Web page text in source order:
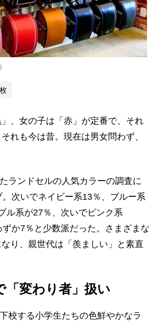
、女の子は「赤」が定番で、それ
れも今は昔。現在は男女問わず、
ランドセルの人気カラーの調査に
次いでネイビー系13％、ブルー系
ル系が27％、次いでピンク系
か7％と少数派だった。さまざまな
り、親世代は「羨ましい」と素直
「変わり者」扱い
校する小学生たちの色鮮やかなラ